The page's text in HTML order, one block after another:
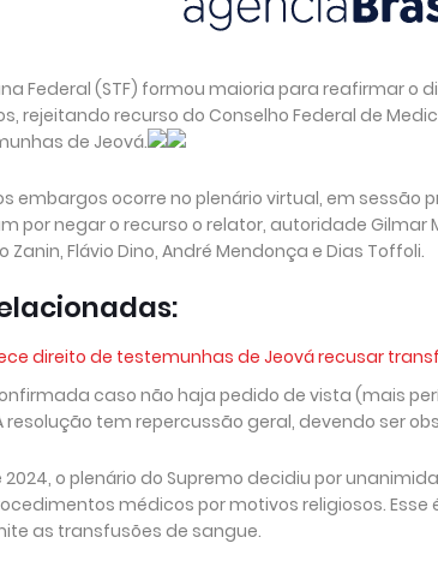
Federal (STF) formou maioria para reafirmar
rejeitando recurso do Conselho Federal de
de Jeová.
embargos ocorre no plenário virtual, em
por negar o recurso o relator, autoridade Gilmar
Zanin, Flávio Dino, André Mendonça e Dias Toffoli.
direito de testemunhas de Jeová recusar
caso não haja pedido de vista (mais
resolução tem repercussão geral, devendo ser
2024, o plenário do Supremo decidiu por
médicos por motivos religiosos.
as transfusões de sangue.